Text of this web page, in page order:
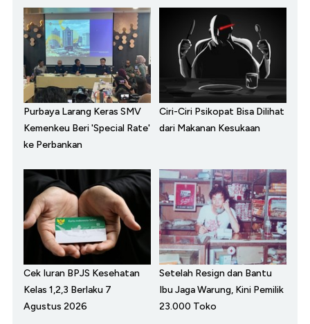
Purbaya Larang Keras SMV
Kemenkeu Beri 'Special Rate'
ke Perbankan
Ciri-Ciri Psikopat Bisa Dilihat
dari Makanan Kesukaan
Cek Iuran BPJS Kesehatan
Kelas 1,2,3 Berlaku 7
Agustus 2026
Setelah Resign dan Bantu
Ibu Jaga Warung, Kini Pemilik
23.000 Toko